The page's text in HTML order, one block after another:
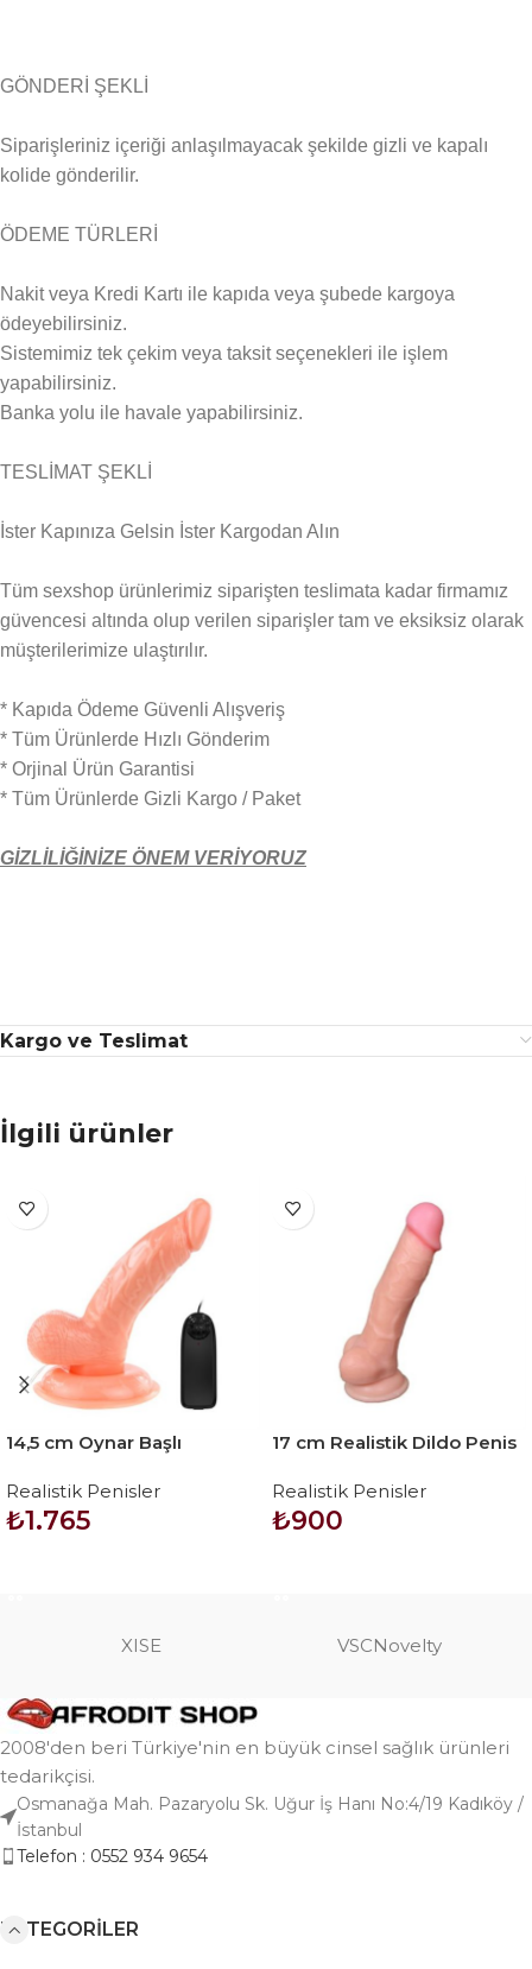
GÖNDERİ ŞEKLİ
Siparişleriniz içeriği anlaşılmayacak şekilde gizli ve kapalı
kolide gönderilir.
ÖDEME TÜRLERİ
Nakit veya Kredi Kartı ile kapıda veya şubede kargoya
ödeyebilirsiniz.
Sistemimiz tek çekim veya taksit seçenekleri ile işlem
yapabilirsiniz.
Banka yolu ile havale yapabilirsiniz.
TESLİMAT ŞEKLİ
İster Kapınıza Gelsin İster Kargodan Alın
Tüm sexshop ürünlerimiz siparişten teslimata kadar firmamız
güvencesi altında olup verilen siparişler tam ve eksiksiz olarak
müşterilerimize ulaştırılır.
* Kapıda Ödeme Güvenli Alışveriş
* Tüm Ürünlerde Hızlı Gönderim
* Orjinal Ürün Garantisi
* Tüm Ürünlerde Gizli Kargo / Paket
GİZLİLİĞİNİZE ÖNEM VERİYORUZ
Kargo ve Teslimat
İlgili ürünler
14,5 cm Oynar Başlı
Penis – Rota Dong
Realistik Penisler
₺1.765
17 cm Realistik Dildo Penis
Realistik Penisler
₺900
XISE VSCNovelty
2008'den beri Türkiye'nin en büyük cinsel sağlık ürünleri
tedarikçisi.
Osmanağa Mah. Pazaryolu Sk. Uğur İş Hanı No:4/19 Kadıköy /
İstanbul
Telefon : 0552 934 9654
KATEGORILER